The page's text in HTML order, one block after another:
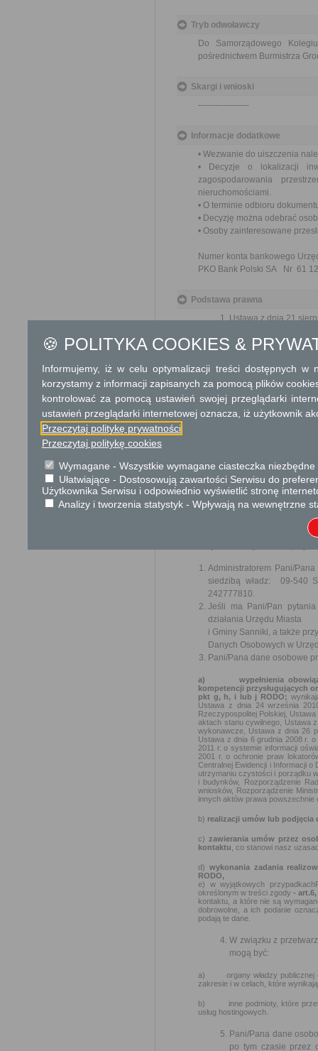
Tryb odwoławczy
Do Samorządowego
pośrednictwem Burmistrza
Skargi i wnioski
------------------
Informacje dodatkowe
• Wezwanie do uiszczenia
• Decyzje o lokalizacji
zagospodarowania
nieruchomościami.
• O terminie odbioru
• Decyzję można odebrać
• Osoby zainteresowane
Numer konta bankowego
PKO Bank Polski SA Nr 61
Podstawa prawna
Ustawa z dnia 21
Ustawa z dnia 14
społeczeństwa w
późn. zm.)
Rozporządzenie
dotyczących
zagospodarowania
Ochrona danych osobowych
KLAUZULA INFORMACYJNA
W związku z realizacją
ochrony osób fizycznych w
uchylenia dyrektywy 95/46/WE
Administratorem Pani/
siedzibą władz: 09-540
242777810.
Jeśli ma Pani/Pan
działania Urzędu Miasta
i Gminy Sanniki, a także
Danych Osobowych w
Pani/Pana dane osobowe
a) wypełnienia
kompetencji przysługujących
pkt g, h, i lub j RODO;
Ustawa z dnia 24 września
Rzeczypospolitej Polskiej,
aktach stanu cywilnego, Ustawa
wykonawcze, Ustawa z dnia 26
Ustawa z dnia 6 grudnia 2008 r.
2011 r. o systemie informacji
2001 r. o ochronie praw
Centralnej Ewidencji i Informacji
utrzymaniu czystości i porządku
i budynków, Rozporządzenie
wniosków, Rozporządzenie
innych aktów prawa
b) realizacji umów lub podjęcia
c) zawierania umów przez
kontaktu , co stanowi nasz
d) wykonania zadania
RODO,
e) w wyjątkowych
określonym w treści zgody -
kontaktu, a które nie są
dobrowolne, a ich podanie
podają te dane.
W związku z
mogą być:
a) organy władzy publicznej
zakresie i w celach, które
b) inne podmioty, które
usług hostingowych.
Pani/Pana dane
po tym czasie przez
🍪 POLITYKA COOKIES &
Informujemy, iż w celu optymalizacji treści dostępnych w
korzystamy z informacji zapisanych za pomocą plików
kontrolować za pomocą ustawień swojej przeglądarki
ustawień przeglądarki internetowej oznacza, iż użytkownik
Przeczytaj politykę prywatności
Przeczytaj politykę cookies
Wymagane - Wszystkie wymagane ciasteczka
Ułatwiające - Dostosowują zawartości Serwisu do
Użytkownika Serwisu i odpowiednio wyświetlić stronę
Analizy i tworzenia statystyk - Wpływają na wewnętrzne